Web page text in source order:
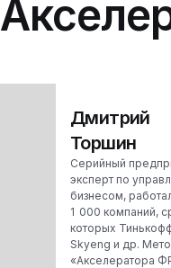
Дмитрий
Торшин
Серийный
эксперт по
бизнесом,
1 000 компаний,
которых
Skyeng и др.
«Акселератора